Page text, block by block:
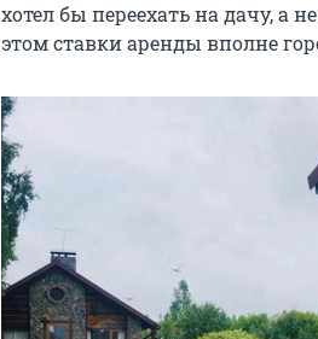
хотел бы переехать на дачу, а
этом ставки аренды вполне